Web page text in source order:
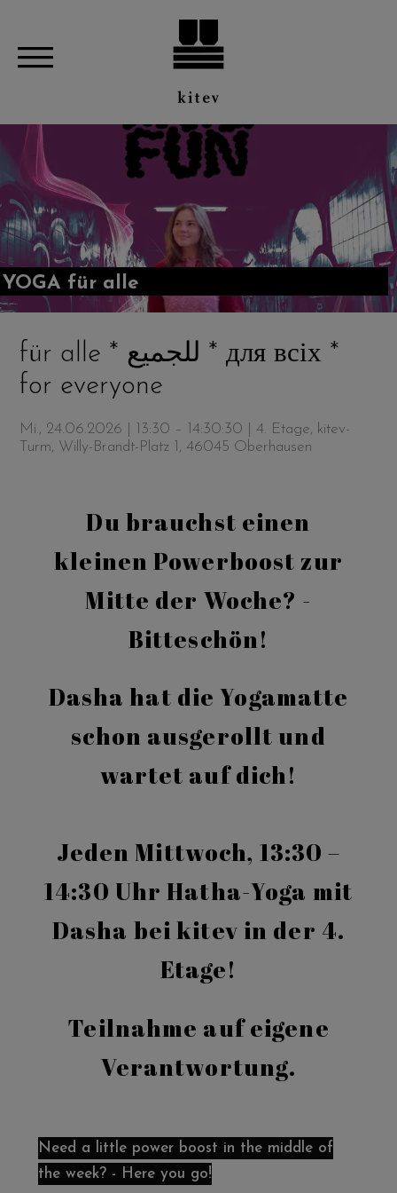
YOGA für alle
für alle * للجميع * для всіх *
for everyone
Mi., 24.06.2026 | 13:30 – 14:30:30 | 4. Etage, kitev-
Turm, Willy-Brandt-Platz 1, 46045 Oberhausen
Du brauchst einen
kleinen Powerboost zur
Mitte der Woche? -
Bitteschön!
Dasha hat die Yogamatte
schon ausgerollt und
wartet auf dich!
Jeden Mittwoch, 13:30 –
14:30 Uhr Hatha-Yoga mit
Dasha bei kitev in der 4.
Etage!
Teilnahme auf eigene
Verantwortung.
Need a little power boost in the middle of
the week? - Here you go!